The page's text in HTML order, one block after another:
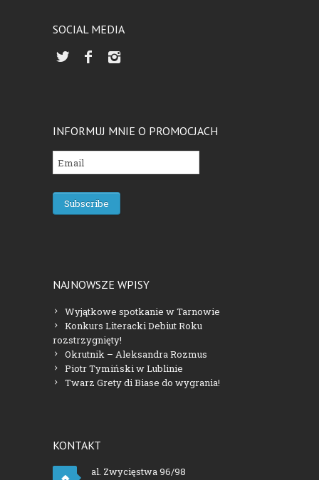
SOCIAL MEDIA
INFORMUJ MNIE O PROMOCJACH
NAJNOWSZE WPISY
Wyjątkowe spotkanie w Tarnowie
Konkurs Literacki Debiut Roku
rozstrzygnięty!
Okrutnik – Aleksandra Rozmus
Piotr Tymiński w Lublinie
Twarz Grety di Biase do wygrania!
KONTAKT
al. Zwycięstwa 96/98